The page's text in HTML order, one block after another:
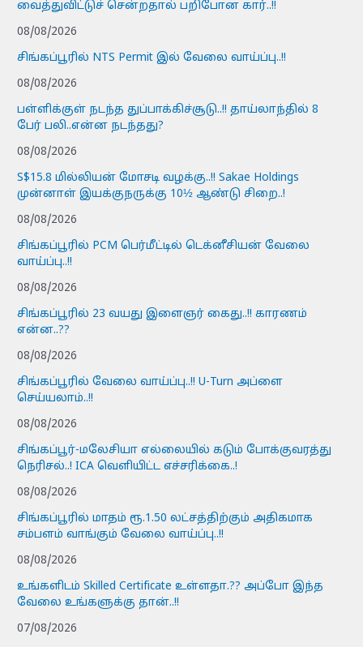
வைத்துவிட்டுச் சென்றதால் பறிபோன கார்..!!
08/08/2026
சிங்கப்பூரில் NTS Permit இல் வேலை வாய்ப்பு..!!
08/08/2026
பள்ளிக்குள் நடந்த துப்பாக்கிச்சூடு..!! தாய்லாந்தில் 8
பேர் பலி..என்ன நடந்தது?
08/08/2026
S$15.8 மில்லியன் மோசடி வழக்கு..!! Sakae Holdings
முன்னாள் இயக்குநருக்கு 10½ ஆண்டு சிறை..!
08/08/2026
சிங்கப்பூரில் PCM பெர்மீட்டில் டெக்னீசியன் வேலை
வாய்ப்பு..!!
08/08/2026
சிங்கப்பூரில் 23 வயது இளைஞர் கைது..!! காரணம்
என்ன..??
08/08/2026
சிங்கப்பூரில் வேலை வாய்ப்பு..!! U-Turn அப்ளை
செய்யலாம்..!!
08/08/2026
சிங்கப்பூர்-மலேசியா எல்லையில் கடும் போக்குவரத்து
நெரிசல்..! ICA வெளியிட்ட எச்சரிக்கை..!
08/08/2026
சிங்கப்பூரில் மாதம் ரூ.1.50 லட்சத்திற்கும் அதிகமாக
சம்பளம் வாங்கும் வேலை வாய்ப்பு..!!
08/08/2026
உங்களிடம் Skilled Certificate உள்ளதா.?? அப்போ இந்த
வேலை உங்களுக்கு தான்..!!
07/08/2026